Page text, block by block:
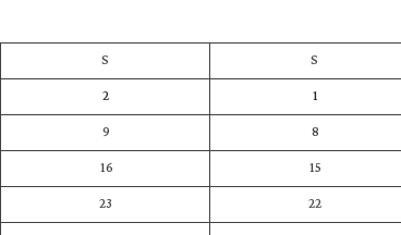
S
S
1
2
8
9
15
16
22
23